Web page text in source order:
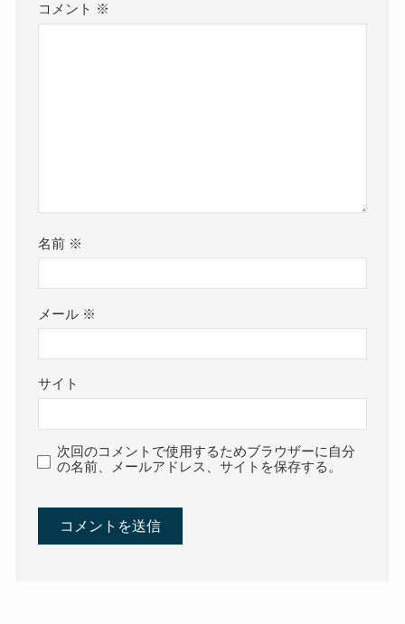
コメント ※
名前 ※
メール ※
サイト
次回のコメントで使用するためブラウザーに自分
の名前、メールアドレス、サイトを保存する。